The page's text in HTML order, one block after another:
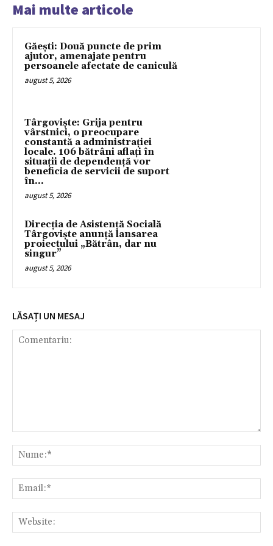
Mai multe articole
Găești: Două puncte de prim
ajutor, amenajate pentru
persoanele afectate de caniculă
august 5, 2026
Târgoviște: Grija pentru
vârstnici, o preocupare
constantă a administrației
locale. 106 bătrâni aflați în
situații de dependență vor
beneficia de servicii de suport
în...
august 5, 2026
Direcția de Asistență Socială
Târgoviște anunță lansarea
proiectului „Bătrân, dar nu
singur”
august 5, 2026
LĂSAȚI UN MESAJ